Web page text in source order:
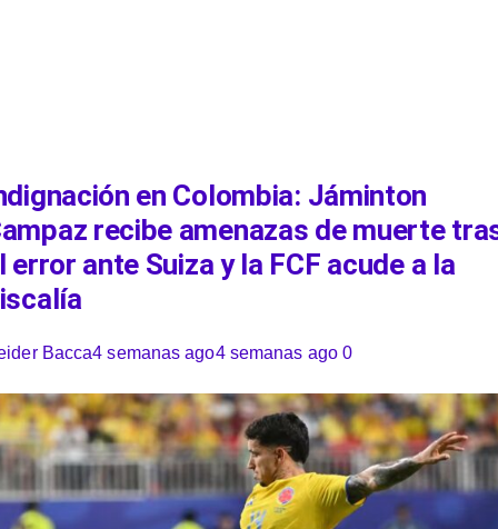
en Colombia: Jáminton
recibe amenazas de muerte
error ante Suiza y la FCF acude a la
Bacca4 semanas ago4 semanas ago 0